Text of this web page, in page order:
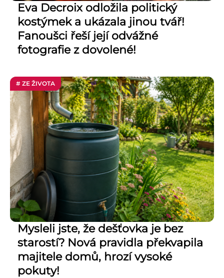
Eva Decroix odložila politický
kostýmek a ukázala jinou tvář!
Fanoušci řeší její odvážné
fotografie z dovolené!
# ZE ŽIVOTA
Mysleli jste, že dešťovka je bez
starostí? Nová pravidla překvapila
majitele domů, hrozí vysoké
pokuty!